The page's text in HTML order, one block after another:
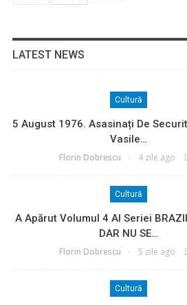
LATEST NEWS
Cultură
5 August 1976. Asasinați De
Vasile…
Florin Dobrescu 4 zile ago
Cultură
A Apărut Volumul 4 Al Seriei BRAZII
DAR NU SE…
Florin Dobrescu 5 zile ago
Cultură